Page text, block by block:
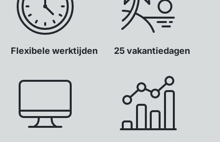
Flexibele werktijden 25 vakantiedagen